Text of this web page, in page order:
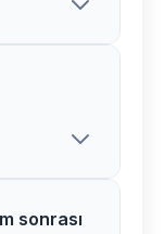
web
5 hafta
tasarım
sonrası